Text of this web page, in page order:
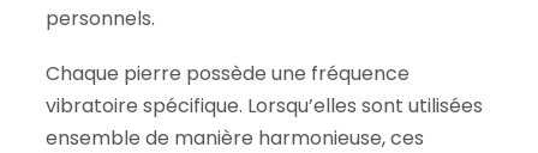
personnels.
Chaque pierre possède une fréquence
vibratoire spécifique. Lorsqu’elles sont utilisées
ensemble de manière harmonieuse, ces